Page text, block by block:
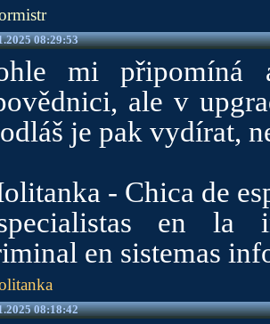
08:29:53
mi připomíná
ale v
je pak vydírat,
- Chica de
en la
en sistemas
08:18:42